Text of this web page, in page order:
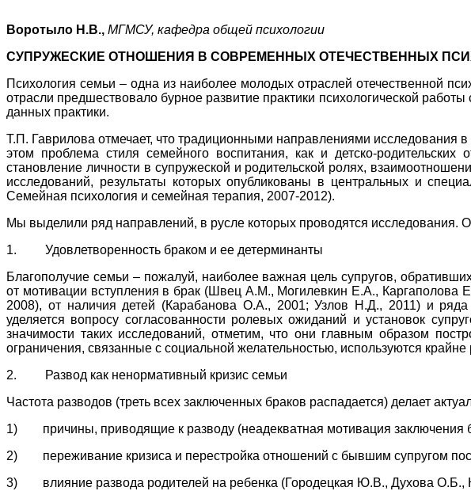
Воротыло Н.В., МГМСУ, кафедра общей психологии
СУПРУЖЕСКИЕ ОТНОШЕНИЯ В СОВРЕМЕННЫХ ОТЕЧЕСТВЕННЫХ
Психология семьи – одна из наиболее молодых отраслей отечественной
отрасли предшествовало бурное развитие практики психологической
данных практики.
Т.П. Гаврилова отмечает, что традиционными направлениями исследования
этом проблема стиля семейного воспитания, как и детско-
становление личности в супружеской и родительской ролях,
исследований, результаты которых опубликованы в центральных и
Семейная психология и семейная терапия, 2007-2012).
Мы выделили ряд направлений, в русле которых проводятся исследования.
1. Удовлетворенность браком и ее детерминанты
Благополучие семьи – пожалуй, наиболее важная цель супругов,
от мотивации вступления в брак (Швец А.М., Могилевкин Е.А.,
2008), от наличия детей (Карабанова О.А., 2001; Узлов Н.Д., 2011) и
уделяется вопросу согласованности ролевых ожиданий и установок
значимости таких исследований, отметим, что они главным образом
ограничения, связанные с социальной желательностью, используются крайне
2. Развод как ненормативный кризис семьи
Частота разводов (треть всех заключенных браков распадается) делает
1) причины, приводящие к разводу (неадекватная мотивация
2) переживание кризиса и перестройка отношений с бывшим супругом
3) влияние развода родителей на ребенка (Городецкая Ю.В., Духова О.Б.,